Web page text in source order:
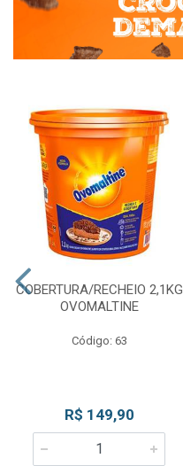
COBERTURA/RECHEIO 2,1KG
OVOMALTINE
Código: 63
R$ 149,90